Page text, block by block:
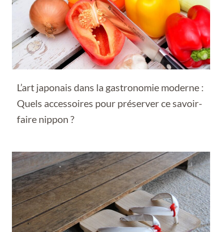
L’art japonais dans la gastronomie moderne :
Quels accessoires pour préserver ce savoir-
faire nippon ?